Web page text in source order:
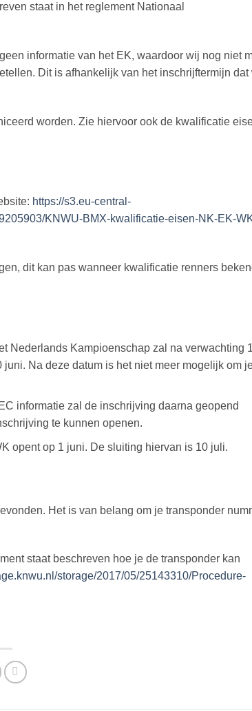
staat in het reglement Nationaal
informatie van het EK, waardoor wij nog niet
Dit is afhankelijk van het inschrijftermijn dat
worden. Zie hiervoor ook de kwalificatie
https://s3.eu-central-
KNWU-BMX-kwalificatie-eisen-NK-EK-
dit kan pas wanneer kwalificatie renners
Nederlands Kampioenschap zal na verwachting
Na deze datum is het niet meer mogelijk om
informatie zal de inschrijving daarna geopend
te kunnen openen.
opent op 1 juni. De sluiting hiervan is 10 juli.
Het is van belang om je transponder
staat beschreven hoe je de transponder kan
storage/2017/05/25143310/Procedure-